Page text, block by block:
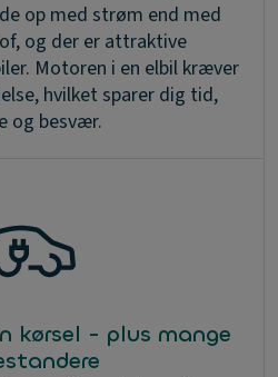
op med strøm end med
og der er attraktive
Motoren i en elbil kræver
hvilket sparer dig tid,
og besvær.
kørsel - plus mange